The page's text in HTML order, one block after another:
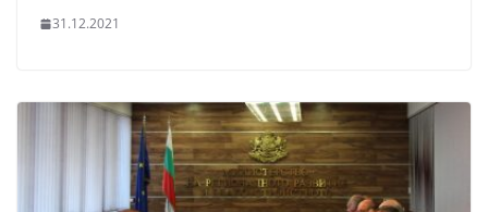
31.12.2021